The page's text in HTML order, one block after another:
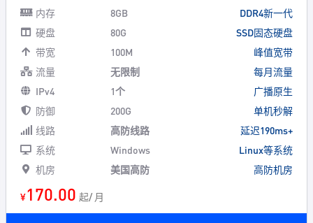
内存
8GB
DDR4新一代
硬盘
80G
SSD固态硬盘
带宽
100M
峰值宽带
流量
无限制
每月流量
IPv4
1个
广播原生
防御
200G
单机秒解
线路
高防线路
延迟190ms+
系统
Windows
Linux等系统
机房
美国高防 高防机房
¥170.00 起/ 月